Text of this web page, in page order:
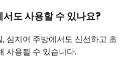
도 사용할 수 있나요?
심지어 주방에서도 신선하고 초
사용될 수 있습니다.